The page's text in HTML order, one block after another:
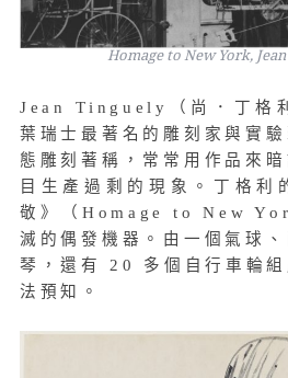
Homage to New York,
Jean Tinguely（尚．丁格
葉瑞士最著名的雕刻家與實
態雕刻著稱，常常用作品來
目生產過剩的現象。丁格利
敬》（Homage to New
滅的偶發機器。由一個氣球
琴，還有 20 多個自行車輪組
法預知。